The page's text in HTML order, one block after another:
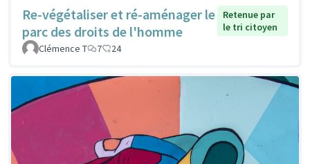
Re-végétaliser et ré-aménager le
parc des droits de l'homme
Retenue par
le tri citoyen
Clémence T
7 24